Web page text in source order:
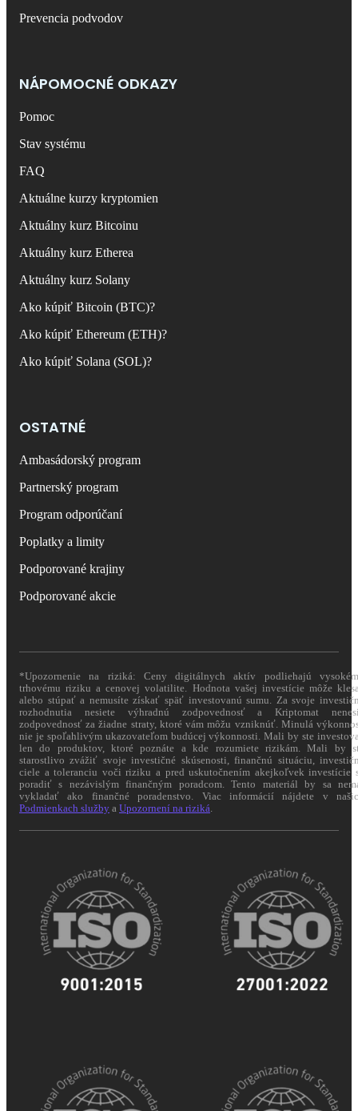
Prevencia podvodov
NÁPOMOCNÉ ODKAZY
Pomoc
Stav systému
FAQ
Aktuálne kurzy kryptomien
Aktuálny kurz Bitcoinu
Aktuálny kurz Etherea
Aktuálny kurz Solany
Ako kúpiť Bitcoin (BTC)?
Ako kúpiť Ethereum (ETH)?
Ako kúpiť Solana (SOL)?
OSTATNÉ
Ambasádorský program
Partnerský program
Program odporúčaní
Poplatky a limity
Podporované krajiny
Podporované akcie
*Upozornenie na riziká: Ceny digitálnych aktív podliehajú
trhovému riziku a cenovej volatilite. Hodnota vašej investície môže
alebo stúpať a nemusíte získať späť investovanú sumu. Za svoje
rozhodnutia nesiete výhradnú zodpovednosť a Kriptomat
zodpovednosť za žiadne straty, ktoré vám môžu vzniknúť. Minulá
nie je spoľahlivým ukazovateľom budúcej výkonnosti. Mali by ste
len do produktov, ktoré poznáte a kde rozumiete rizikám. Mali by
starostlivo zvážiť svoje investičné skúsenosti, finančnú situáciu,
ciele a toleranciu voči riziku a pred uskutočnením akejkoľvek investície
poradiť s nezávislým finančným poradcom. Tento materiál by sa
vykladať ako finančné poradenstvo. Viac informácií nájdete v
Podmienkach služby a Upozornení na riziká